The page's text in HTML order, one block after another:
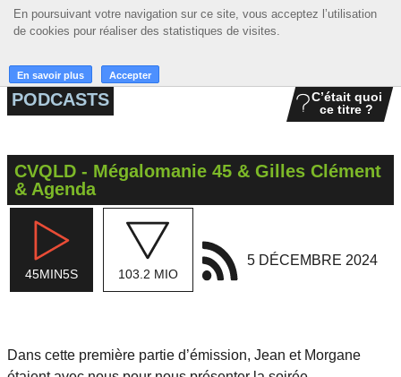
En poursuivant votre navigation sur ce site, vous acceptez l’utilisation
de cookies pour réaliser des statistiques de visites.
En savoir plus Accepter
En poursuivant votre navigation sur ce site, vous acceptez l’utilisation
de cookies pour réaliser des statistiques de visites.
En savoir plus Accepter
☰ MENU
ACCUEIL
GRILLE
MUSIQUE
ACTIONS
LA RADIO
PODCASTS
C’était quoi
ce titre ?
CVQLD - Mégalomanie 45 & Gilles Clément
& Agenda
45MIN5S 103.2 MIO
5 DÉCEMBRE 2024
Dans cette première partie d’émission, Jean et Morgane